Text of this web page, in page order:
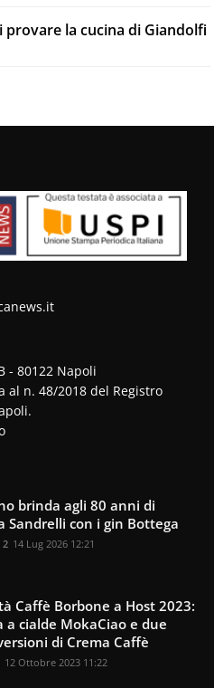
provare la cucina di Giandolfi
- 80122 Napoli
al n. 48/2018 del Registro
brinda agli 80 anni di
Sandrelli con i gin Bottega
2 14 Lug 2026 12:21
Caffè Borbone a Host 2023:
a cialde MokaCiao e due
di Crema Caffè
12 Ottobre 2023 11:22